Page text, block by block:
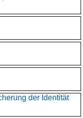
der Identität